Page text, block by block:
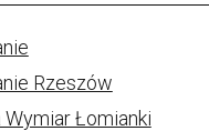
Rzeszów
Łomianki